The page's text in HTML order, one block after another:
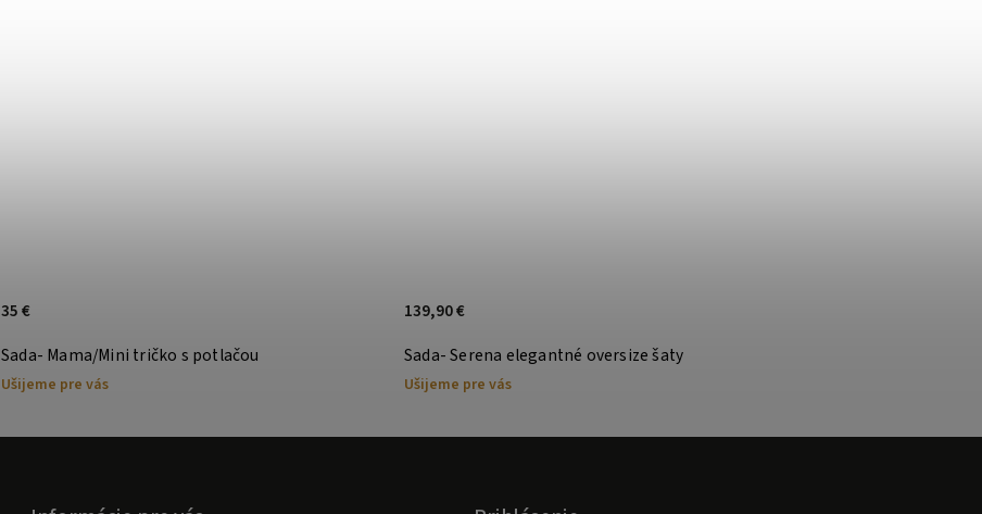
Sada- Mama/Mini tričko s potlačou
Ušijeme pre vás
35 €
Sada- Serena elegantné oversize šaty
Ušijeme pre vás
139,90 €